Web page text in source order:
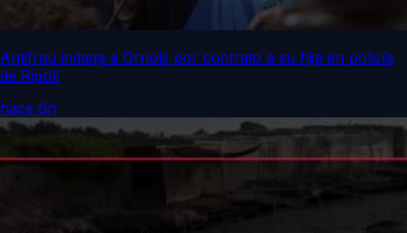
Antifrau indaga a Orriols por contrato a su hija en policía
de Ripoll
hace 6h